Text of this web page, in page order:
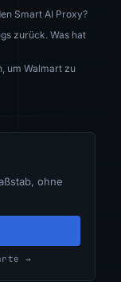
Smart AI Proxy?
zurück. Was hat
um Walmart zu
ohne
→